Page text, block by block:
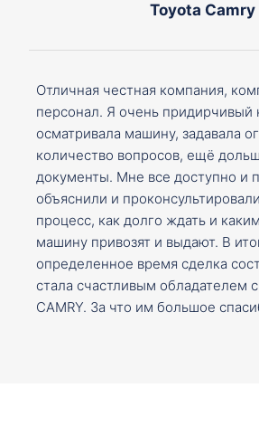
Toyota Camry
Отличная честная компания,
персонал. Я очень придирчивый
осматривала машину, задавала
количество вопросов, ещё
документы. Мне все доступно и
объяснили и
процесс, как долго ждать и
машину привозят и выдают. В
определенное время сделка
стала счастливым обладателем
CAMRY. За что им большое